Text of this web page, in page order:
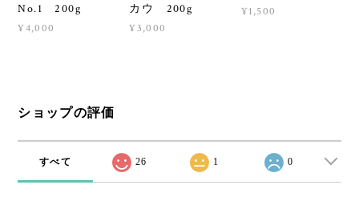
No.1 200g
¥4,000
カウ 200g
¥3,000
¥1,500
ショップの評価
すべて 26 1 0